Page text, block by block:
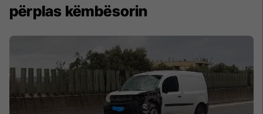
përplas këmbësorin